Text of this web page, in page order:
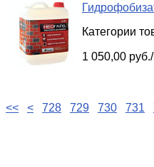
Категории
1 050,00
<< < 728 729 730 731